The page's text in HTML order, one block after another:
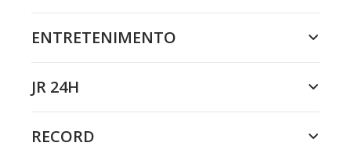
ENTRETENIMENTO
JR 24H
RECORD